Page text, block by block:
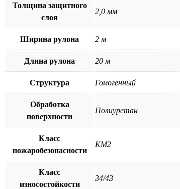
Толщина защитного
слоя
2,0 мм
Ширина рулона 2 м
Длина рулона 20 м
Структура Гомогенный
Обработка
поверхности
Полиуретан
Класс
пожаробезопасности
КМ2
Класс
износостойкости
34/43